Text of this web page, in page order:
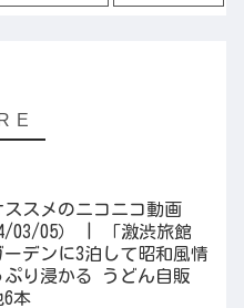
ススメのニコニコ動画
03/05） | 「激渋旅館
ーデンに3泊して昭和風情
ぷり浸かる うどん自販
6本